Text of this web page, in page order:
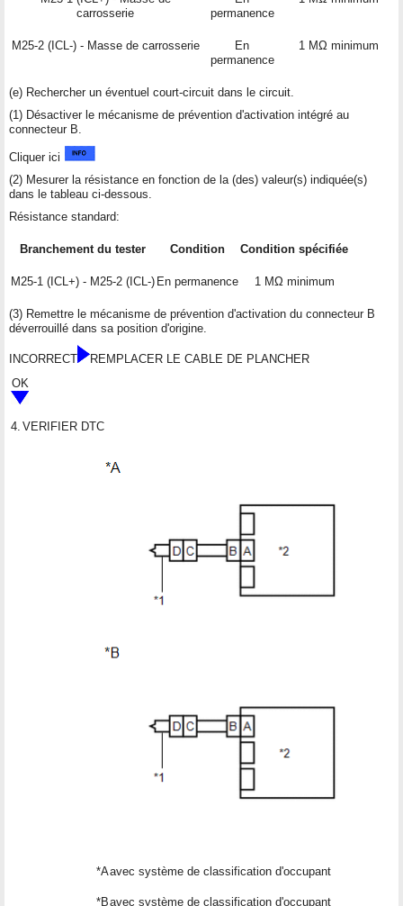
carrosserie
permanence
M25-2 (ICL-) - Masse de carrosserie
En
permanence
1 MΩ minimum
(e) Rechercher un éventuel court-circuit dans le circuit.
(1) Désactiver le mécanisme de prévention d'activation intégré au
connecteur B.
Cliquer ici
(2) Mesurer la résistance en fonction de la (des) valeur(s) indiquée(s)
dans le tableau ci-dessous.
Résistance standard:
Branchement du tester Condition Condition spécifiée
M25-1 (ICL+) - M25-2 (ICL-) En permanence 1 MΩ minimum
(3) Remettre le mécanisme de prévention d'activation du connecteur B
déverrouillé dans sa position d'origine.
INCORRECT
REMPLACER LE CABLE DE PLANCHER
OK
4. VERIFIER DTC
*Aavec système de classification d'occupant
*Bavec système de classification d'occupant